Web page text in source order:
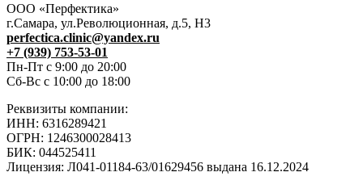
ООО «Перфектика»
г.Самара, ул.Революционная, д.5, Н3
perfectica.clinic@yandex.ru
+7 (939) 753-53-01
Пн-Пт с 9:00 до 20:00
Сб-Вс с 10:00 до 18:00
Реквизиты компании:
ИНН: 6316289421
ОГРН: 1246300028413
БИК: 044525411
Лицензия: Л041-01184-63/01629456 выдана 16.12.2024